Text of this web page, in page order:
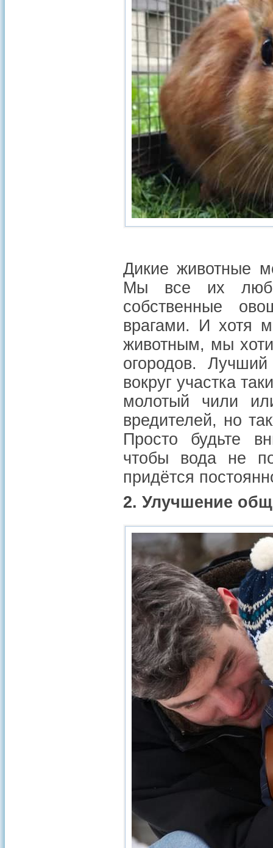
Дикие животные
Мы все их
собственные
врагами. И хотя
животным, мы
огородов.
вокруг участка
молотый чили
вредителей, но
Просто будьте
чтобы вода не
придётся
2. Улучшение